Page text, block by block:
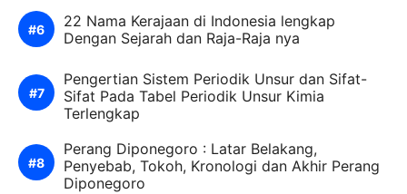
22 Nama Kerajaan di Indonesia lengkap
Dengan Sejarah dan Raja-Raja nya
Pengertian Sistem Periodik Unsur dan Sifat-
Sifat Pada Tabel Periodik Unsur Kimia
Terlengkap
Perang Diponegoro : Latar Belakang,
Penyebab, Tokoh, Kronologi dan Akhir Perang
Diponegoro